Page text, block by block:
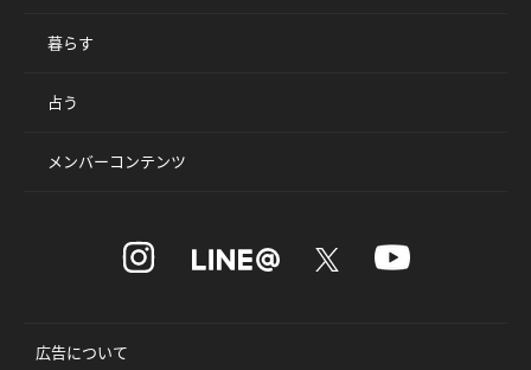
暮らす
占う
メンバーコンテンツ
広告について